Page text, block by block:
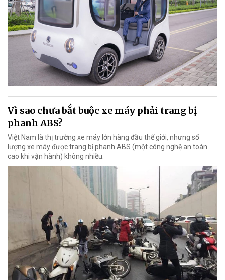
Vì sao chưa bắt buộc xe máy phải trang bị
phanh ABS?
Việt Nam là thị trường xe máy lớn hàng đầu thế giới, nhưng số
lượng xe máy được trang bị phanh ABS (một công nghệ an toàn
cao khi vận hành) không nhiều.